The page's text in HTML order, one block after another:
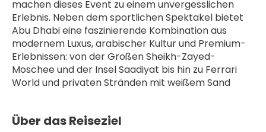
machen dieses Event zu einem unvergesslichen
Erlebnis. Neben dem sportlichen Spektakel bietet
Abu Dhabi eine faszinierende Kombination aus
modernem Luxus, arabischer Kultur und Premium-
Erlebnissen: von der Großen Sheikh-Zayed-
Moschee und der Insel Saadiyat bis hin zu Ferrari
World und privaten Stränden mit weißem Sand
Über das Reiseziel